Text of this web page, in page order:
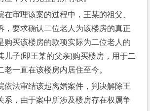
审理该案的过程中，王某的祖父、
，要求确认二位老人为该楼房的真正
购买该楼房的款项实际为二位老人的
儿子(即王某的父亲)购买楼房，用于二
老一直在该楼房内居住至今。
法审结该起离婚案件，判决解除王
系，由于案中所涉及楼房存在权属争